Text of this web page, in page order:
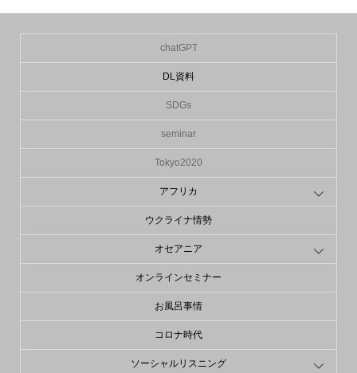
chatGPT
DL資料
SDGs
seminar
Tokyo2020
アフリカ
ウクライナ情勢
オセアニア
オンラインセミナー
お風呂事情
コロナ時代
ソーシャルリスニング